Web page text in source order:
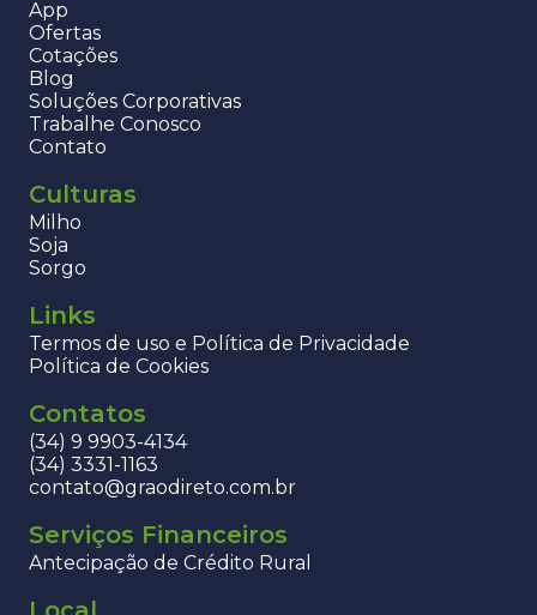
App
Ofertas
Cotações
Blog
Soluções Corporativas
Trabalhe Conosco
Contato
Culturas
Milho
Soja
Sorgo
Links
Termos de uso e Política de Privacidade
Política de Cookies
Contatos
(34) 9 9903-4134
(34) 3331-1163
contato@graodireto.com.br
Serviços Financeiros
Antecipação de Crédito Rural